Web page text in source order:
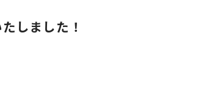
しました！